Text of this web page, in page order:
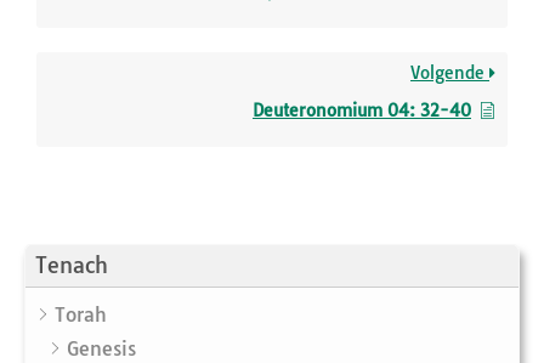
Tenach
Torah
Genesis
Volgende
Deuteronomium 04: 32-40